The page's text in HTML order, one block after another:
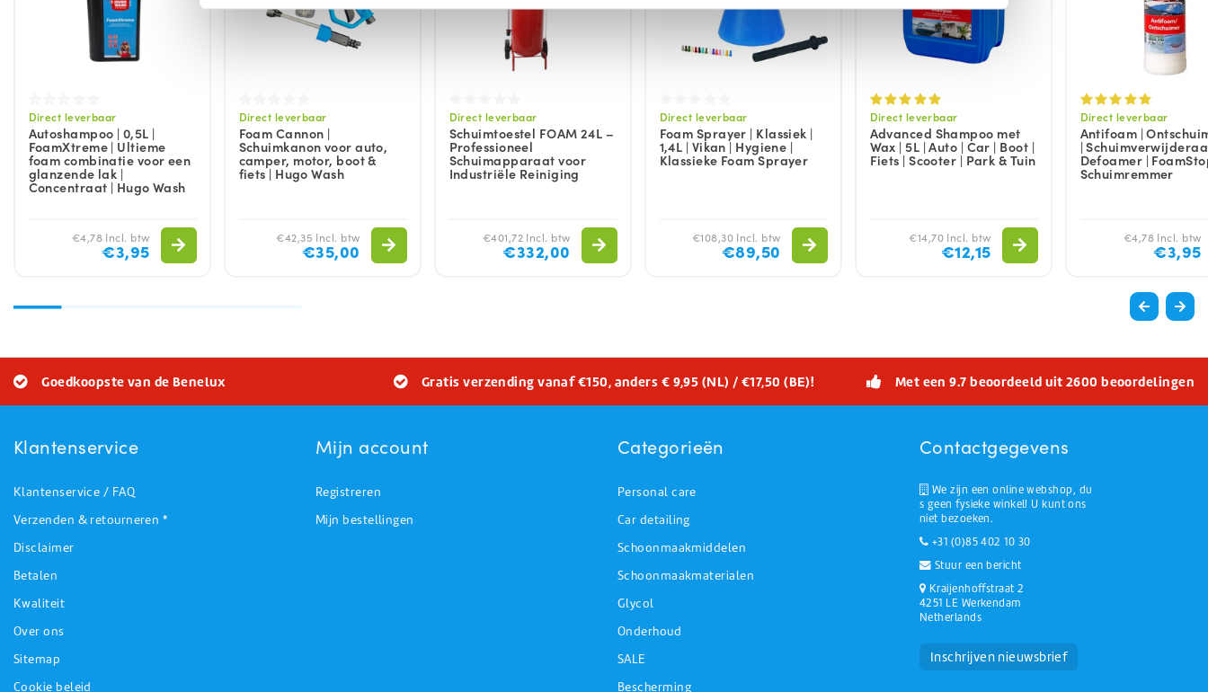
Direct leverbaar
Autoshampoo | 0,5L |
FoamXtreme | Ultieme
foam combinatie voor een
glanzende lak |
Concentraat | Hugo Wash
€4,78 Incl. btw
€3,95
Direct leverbaar
Foam Cannon |
Schuimkanon voor auto,
camper, motor, boot &
fiets | Hugo Wash
€42,35 Incl. btw
€35,00
Direct leverbaar
Schuimtoestel FOAM 24L –
Professioneel
Schuimapparaat voor
Industriële Reiniging
€401,72 Incl. btw
€332,00
Direct leverbaar
Foam Sprayer | Klassiek |
1,4L | Vikan | Hygiene |
Klassieke Foam Sprayer
€108,30 Incl. btw
€89,50
Direct leverbaar
Advanced Shampoo met
Wax | 5L | Auto | Car | Boot |
Fiets | Scooter | Park & Tuin
€14,70 Incl. btw
€12,15
Direct leverbaar
Antifoam |
|
Defoamer |
Schuimremmer
€4,78 Incl. btw
€3,95
Goedkoopste van de Benelux Gratis verzending vanaf €150, anders € 9,95 (NL) / €17,50 (BE)! Met een 9.7 beoordeeld uit 2600 beoordelingen
Klantenservice
Klantenservice / FAQ
Verzenden & retourneren *
Disclaimer
Betalen
Kwaliteit
Over ons
Sitemap
Cookie beleid
Mijn account
Registreren
Mijn bestellingen
Categorieën
Personal care
Car detailing
Schoonmaakmiddelen
Schoonmaakmaterialen
Glycol
Onderhoud
SALE
Bescherming
Contactgegevens
We zijn een online webshop, du
s geen fysieke winkel! U kunt ons
niet bezoeken.
+31 (0)85 402 10 30
Stuur een bericht
Kraijenhoffstraat 2
4251 LE Werkendam
Netherlands
Inschrijven nieuwsbrief
Huchem Support
Hoe kunnen we u helpen?